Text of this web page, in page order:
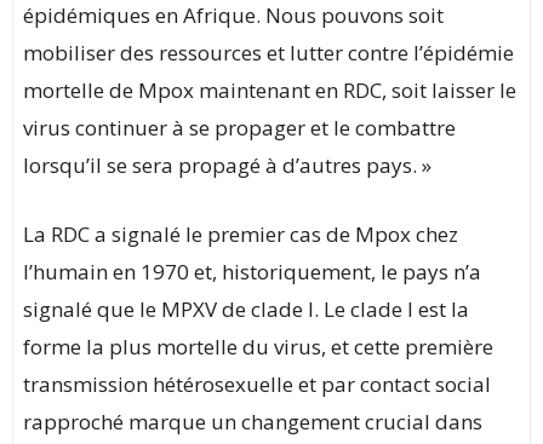
épidémiques en Afrique. Nous pouvons soit
mobiliser des ressources et lutter contre l’épidémie
mortelle de Mpox maintenant en RDC, soit laisser le
virus continuer à se propager et le combattre
lorsqu’il se sera propagé à d’autres pays. »
La RDC a signalé le premier cas de Mpox chez
l’humain en 1970 et, historiquement, le pays n’a
signalé que le MPXV de clade I. Le clade I est la
forme la plus mortelle du virus, et cette première
transmission hétérosexuelle et par contact social
rapproché marque un changement crucial dans